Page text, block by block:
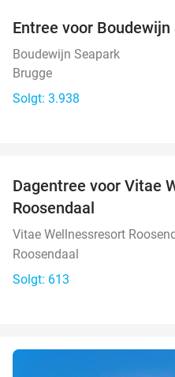
Entree voor Boudewijn
Boudewijn Seapark
Brugge
Solgt: 3.938
Dagentree voor Vitae
Roosendaal
Vitae Wellnessresort
Roosendaal
Solgt: 613